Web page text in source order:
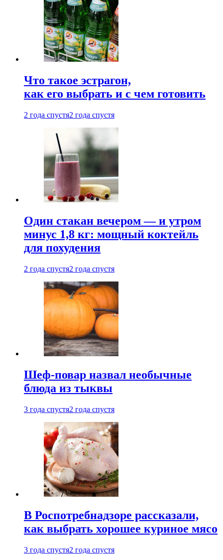
Что такое эстрагон,
как его выбрать и с чем готовить
2 года спустя2 года спустя
Один стакан вечером — и утром
минус 1,8 кг: мощный коктейль
для похудения
2 года спустя2 года спустя
Шеф-повар назвал необычные
блюда из тыквы
3 года спустя2 года спустя
В Роспотребнадзоре рассказали,
как выбрать хорошее куриное мясо
3 года спустя2 года спустя